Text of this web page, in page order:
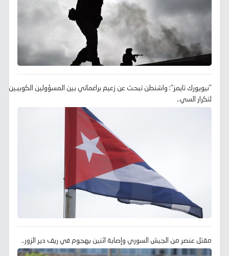
"نيويورك تايمز": واشنطن تبحث عن زعيم براغماتي بين المسؤولين الكوبيين
لتكرار السي..
مقتل عنصر من الجيش السوري وإصابة اثنين بهجوم في ريف دير الزور..